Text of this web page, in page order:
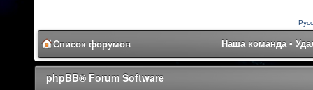
Список форумов Наша команда •
phpBB® Forum Software